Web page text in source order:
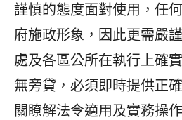
謹慎的態度面對使用，任
府施政形象，因此更需嚴
處及各區公所在執行上確
無旁貸，必須即時提供正
關瞭解法令適用及實務操